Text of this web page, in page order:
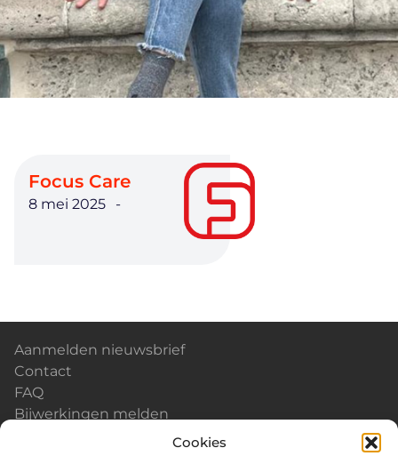
Cookies
Focus Care
8 mei 2025 -
Aanmelden nieuwsbrief
Contact
FAQ
Bijwerkingen melden